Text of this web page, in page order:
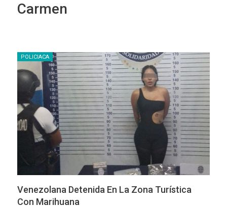
Carmen
POLICIACA
Venezolana Detenida En La Zona Turística
Con Marihuana